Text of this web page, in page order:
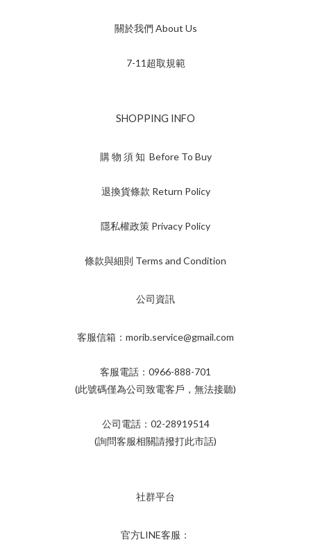
關於我們 About Us
7-11超取規範
SHOPPING INFO
購 物 須 知 Before To Buy
退換貨條款 Return Policy
隱私權政策 Privacy Policy
條款與細則 Terms and Condition
公司資訊
客服信箱：morib.service@gmail.com
客服電話：0966-888-701
(此號碼僅為公司致電客戶，無法接聽)
公司電話：02-28919514
(詢問客服相關請撥打此市話)
社群平台
官方LINE客服：